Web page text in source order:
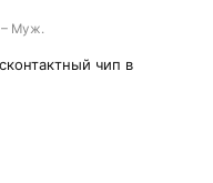
Муж.
чип в